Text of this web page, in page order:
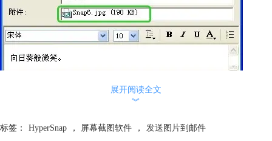
如上，收件邮件为QQ邮箱，主题“向日葵”，内容也在文字编辑框内填写
附件形式发送。 最后，点击上图邮件发送面板左上方的“发送”按钮，进
入发送步骤！
展开阅读全文
︾
标签： HyperSnap ， 屏幕截图软件 ， 发送图片到邮件